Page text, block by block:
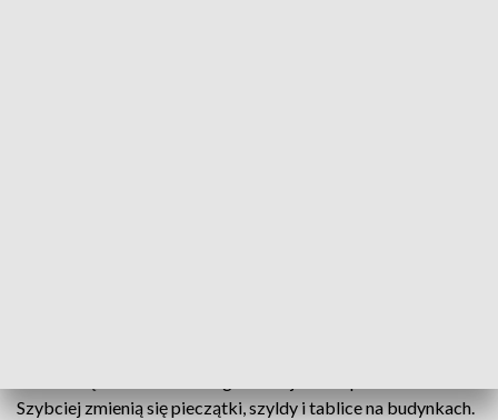
Szybciej zmienią się pieczątki, szyldy i tablice na budynkach.